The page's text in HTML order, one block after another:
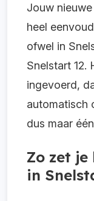
Jouw
heel
ofwel in
Snelstart 12.
ingevoerd,
automatisch
dus maar
Zo zet
in